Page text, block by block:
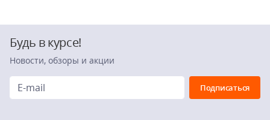
Будь в курсе!
Новости, обзоры и акции